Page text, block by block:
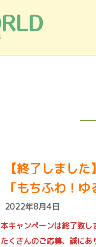
【終了しまし
「もちふわ！
2022年8月4日
本キャンペーンは終了致し
たくさんのご応募、誠にあ